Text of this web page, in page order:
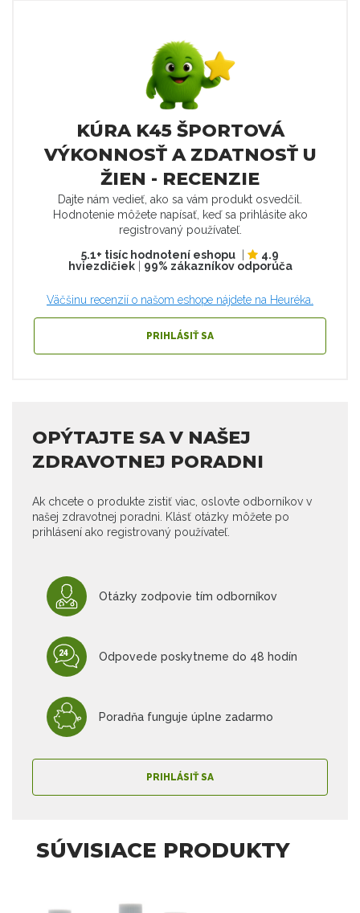
KÚRA K45 ŠPORTOVÁ
VÝKONNOSŤ A ZDATNOSŤ U
ŽIEN - RECENZIE
Dajte nám vedieť, ako sa vám produkt osvedčil.
Hodnotenie môžete napísať, keď sa prihlásite ako
registrovaný používateľ.
5.1+ tisíc hodnotení eshopu
4.9
hviezdičiek| 99% zákazníkov odporúča
Väčšinu recenzií o našom eshope nájdete na Heuréka.
PRIHLÁSIŤ SA
OPÝTAJTE SA V NAŠEJ
ZDRAVOTNEJ PORADNI
Ak chcete o produkte zistiť viac, oslovte odborníkov v
našej zdravotnej poradni. Klásť otázky môžete po
prihlásení ako registrovaný používateľ.
Otázky zodpovie tím odborníkov
Odpovede poskytneme do 48 hodín
Poradňa funguje úplne zadarmo
PRIHLÁSIŤ SA
SÚVISIACE PRODUKTY